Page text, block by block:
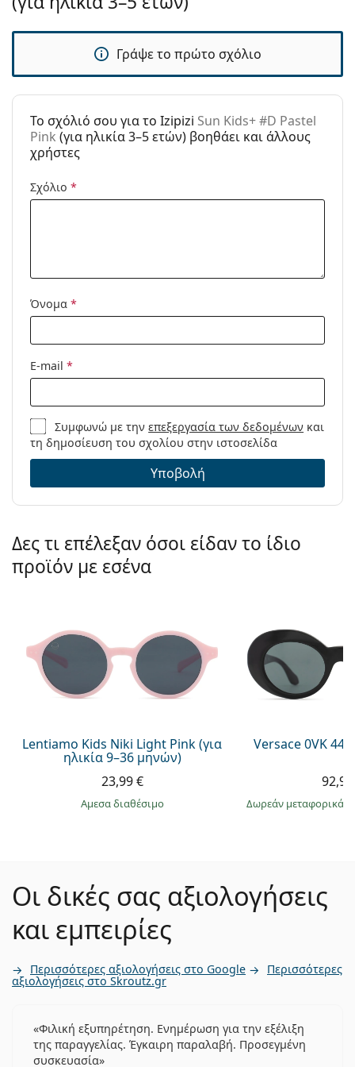
καθαρισμού:
Άλλα
Παιδικά
Μάρκα:
Izipizi
Χρήση:
Γράψε το πρώτο σχόλιο
To σχόλιό σου για το Izipizi Sun Kids+ #D Pastel
Pink (για ηλικία 3–5 ετών) βοηθάει και άλλους
χρήστες
Σχόλιο *
Όνομα *
E-mail *
Συμφωνώ με τηνεπεξεργασία των δεδομένων και
τη δημοσίευση του σχολίου στην ιστοσελίδα
Υποβολή
Δες τι επέλεξαν όσοι είδαν το ίδιο
προϊόν με εσένα
Lentiamo Kids Niki Light Pink (για
ηλικία 9–36 μηνών)
23,99 €
άμεσα διαθέσιμο
Versace 0VK
Δωρεάν μεταφορικά
Οι δικές σας αξιολογήσεις
και εμπειρίες
Περισσότερες αξιολογήσεις στο Google Περισσότερες
αξιολογήσεις στο Skroutz.gr
Φιλική εξυπηρέτηση. Ενημέρωση για την εξέλιξη
της παραγγελίας. Έγκαιρη παραλαβή. Προσεγμένη
συσκευασία